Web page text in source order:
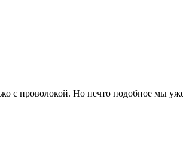
с проволокой. Но нечто подобное мы